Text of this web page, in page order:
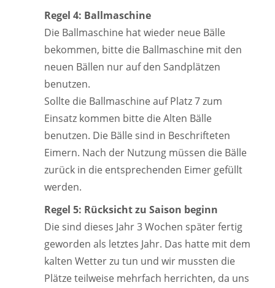
Regel 4: Ballmaschine
Die Ballmaschine hat wieder neue Bälle
bekommen, bitte die Ballmaschine mit den
neuen Bällen nur auf den Sandplätzen
benutzen.
Sollte die Ballmaschine auf Platz 7 zum
Einsatz kommen bitte die Alten Bälle
benutzen. Die Bälle sind in Beschrifteten
Eimern. Nach der Nutzung müssen die Bälle
zurück in die entsprechenden Eimer gefüllt
werden.
Regel 5: Rücksicht zu Saison beginn
Die sind dieses Jahr 3 Wochen später fertig
geworden als letztes Jahr. Das hatte mit dem
kalten Wetter zu tun und wir mussten die
Plätze teilweise mehrfach herrichten, da uns